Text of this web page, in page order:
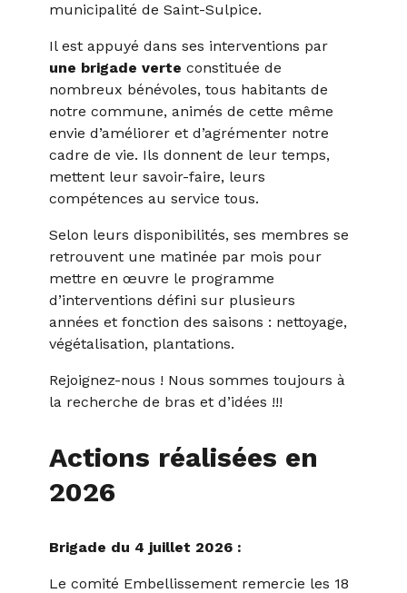
municipalité de Saint-Sulpice.
Il est appuyé dans ses interventions par
une brigade verte constituée de
nombreux bénévoles, tous habitants de
notre commune, animés de cette même
envie d’améliorer et d’agrémenter notre
cadre de vie. Ils donnent de leur temps,
mettent leur savoir-faire, leurs
compétences au service tous.
Selon leurs disponibilités, ses membres se
retrouvent une matinée par mois pour
mettre en œuvre le programme
d’interventions défini sur plusieurs
années et fonction des saisons : nettoyage,
végétalisation, plantations.
Rejoignez-nous ! Nous sommes toujours à
la recherche de bras et d’idées !!!
Actions réalisées en
2026
Brigade du 4 juillet 2026 :
Le comité Embellissement remercie les 18